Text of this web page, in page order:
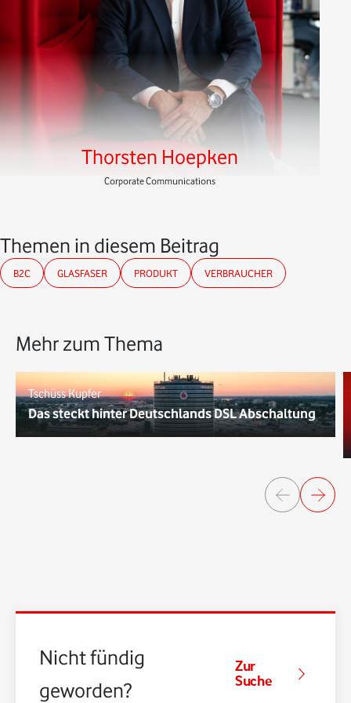
Thorsten Hoepken
Corporate Communications
Themen in diesem Beitrag
B2C GLASFASER PRODUKT VERBRAUCHER
Mehr zum Thema
Tschüss Kupfer
Das steckt hinter Deutschlands DSL Abschaltung
Nicht fündig
geworden?
Zur
Suche